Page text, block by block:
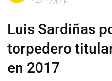
Luis Sardiñas
torpedero
en 2017